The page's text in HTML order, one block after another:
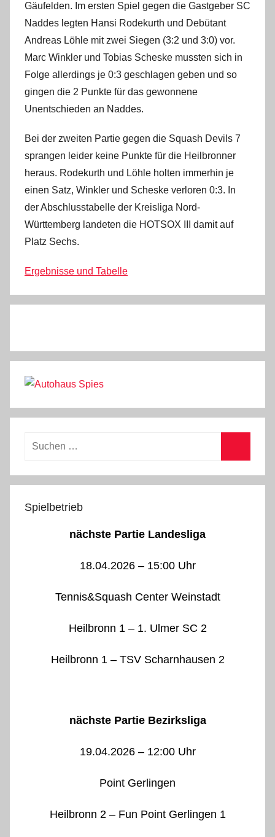
Gäufelden. Im ersten Spiel gegen die Gastgeber SC
Naddes legten Hansi Rodekurth und Debütant
Andreas Löhle mit zwei Siegen (3:2 und 3:0) vor.
Marc Winkler und Tobias Scheske mussten sich in
Folge allerdings je 0:3 geschlagen geben und so
gingen die 2 Punkte für das gewonnene
Unentschieden an Naddes.
Bei der zweiten Partie gegen die Squash Devils 7
sprangen leider keine Punkte für die Heilbronner
heraus. Rodekurth und Löhle holten immerhin je
einen Satz, Winkler und Scheske verloren 0:3. In
der Abschlusstabelle der Kreisliga Nord-
Württemberg landeten die HOTSOX III damit auf
Platz Sechs.
Ergebnisse und Tabelle
Suchen
Spielbetrieb
nächste Partie Landesliga
18.04.2026 – 15:00 Uhr
Tennis&Squash Center Weinstadt
Heilbronn 1 – 1. Ulmer SC 2
Heilbronn 1 – TSV Scharnhausen 2
nächste Partie Bezirksliga
19.04.2026 – 12:00 Uhr
Point Gerlingen
Heilbronn 2 – Fun Point Gerlingen 1